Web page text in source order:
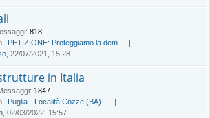
: 818
PETIZIONE: Proteggiamo la dem…
, 22/07/2021, 15:28
in Italia
: 1847
Puglia - Località Cozze (BA) …
, 02/03/2022, 15:57